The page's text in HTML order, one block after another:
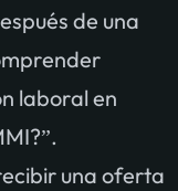
de una
laboral en
una oferta